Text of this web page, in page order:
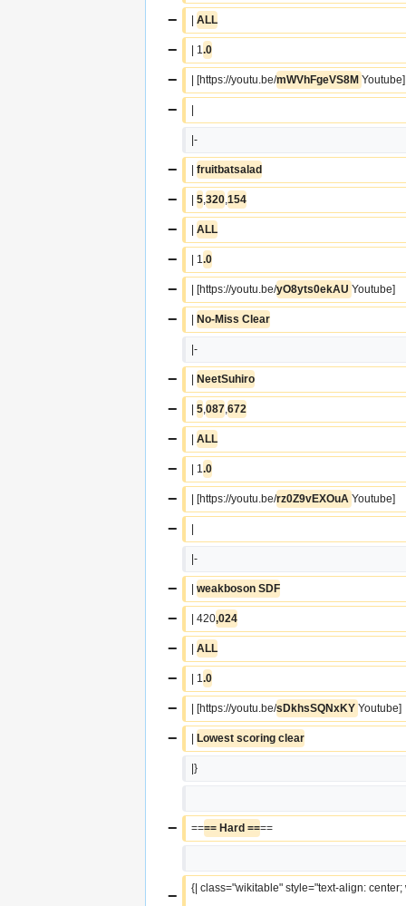
− | ALL
− | 1.0
− | [https://youtu.be/mWVhFgeVS8M Youtube]
− |
|-
− | fruitbatsalad
− | 5 ,320 ,154
− | ALL
− | 1.0
− | [https://youtu.be/yO8yts0ekAU Youtube]
− | No-Miss Clear
|-
− | NeetSuhiro
− | 5 ,087 ,672
− | ALL
− | 1.0
− | [https://youtu.be/rz0Z9vEXOuA Youtube]
− |
|-
− | weakboson SDF
− | 420,024
− | ALL
− | 1.0
− | [https://youtu.be/sDkhsSQNxKY Youtube]
− | Lowest scoring clear
|}
− ==== Hard ====
− {| class="wikitable" style="text-align: center;